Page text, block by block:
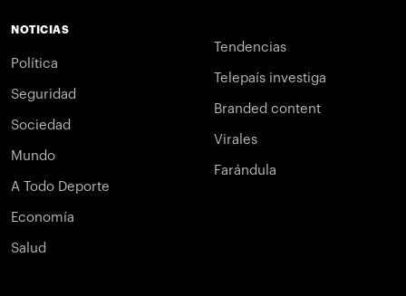
NOTICIAS
Política
Seguridad
Sociedad
Mundo
A Todo Deporte
Economía
Salud
Tendencias
Telepaís investiga
Branded content
Virales
Farándula